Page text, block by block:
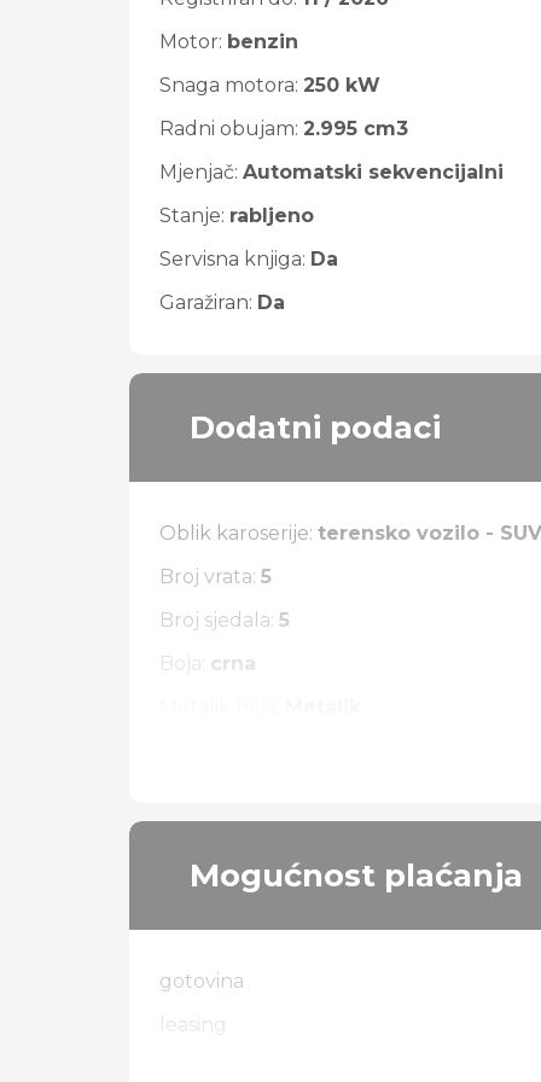
Motor: benzin
Snaga motora: 250 kW
Radni obujam: 2.995 cm3
Mjenjač: Automatski sekvencijalni
Stanje: rabljeno
Servisna knjiga: Da
Garažiran: Da
Dodatni podaci
Oblik karoserije: terensko vozilo - SUV
Broj vrata: 5
Broj sjedala: 5
Boja: crna
Mogućnost plaćanja
gotovina
leasing